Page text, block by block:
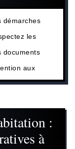
démarches
les
documents
aux
:
à